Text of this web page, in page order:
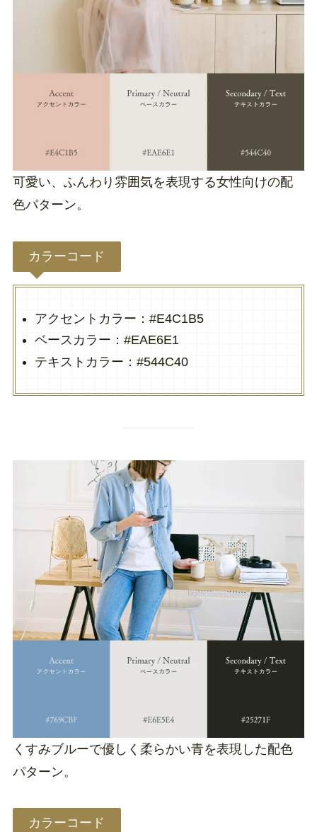
可愛い、ふんわり雰囲気を表現する女性向けの配
色パターン。
カラーコード
アクセントカラー：#E4C1B5
ベースカラー：#EAE6E1
テキストカラー：#544C40
くすみブルーで優しく柔らかい青を表現した配色
パターン。
カラーコード